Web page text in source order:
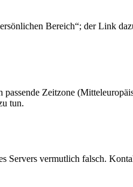
Bereich“; der Link
Zeitzone
tun.
Servers vermutlich falsch.